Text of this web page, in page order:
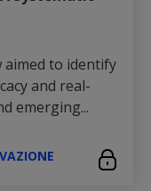
aimed to identify
and real-
emerging...